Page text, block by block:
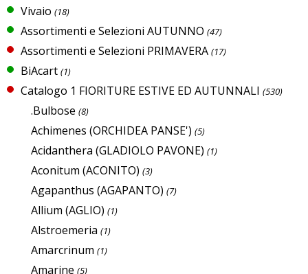
Vivaio (18)
Assortimenti e Selezioni AUTUNNO (47)
Assortimenti e Selezioni PRIMAVERA (17)
BiAcart (1)
Catalogo 1 FIORITURE ESTIVE ED AUTUNNALI (530)
.Bulbose (8)
Achimenes (ORCHIDEA PANSE') (5)
Acidanthera (GLADIOLO PAVONE) (1)
Aconitum (ACONITO) (3)
Agapanthus (AGAPANTO) (7)
Allium (AGLIO) (1)
Alstroemeria (1)
Amarcrinum (1)
Amarine (5)